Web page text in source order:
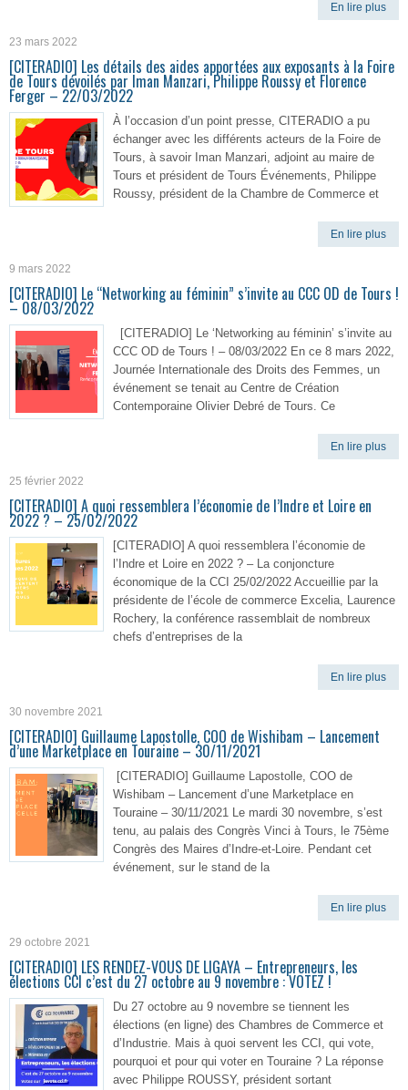
En lire plus
23 mars 2022
[CITERADIO] Les détails des aides apportées aux exposants à la Foire
de Tours dévoilés par Iman Manzari, Philippe Roussy et Florence
Ferger – 22/03/2022
À l’occasion d’un point presse, CITERADIO a pu
échanger avec les différents acteurs de la Foire de
Tours, à savoir Iman Manzari, adjoint au maire de
Tours et président de Tours Événements, Philippe
Roussy, président de la Chambre de Commerce et
En lire plus
9 mars 2022
[CITERADIO] Le “Networking au féminin” s’invite au CCC OD de Tours !
– 08/03/2022
[CITERADIO] Le ‘Networking au féminin’ s’invite au
CCC OD de Tours ! – 08/03/2022 En ce 8 mars 2022,
Journée Internationale des Droits des Femmes, un
événement se tenait au Centre de Création
Contemporaine Olivier Debré de Tours. Ce
En lire plus
25 février 2022
[CITERADIO] A quoi ressemblera l’économie de l’Indre et Loire en
2022 ? – 25/02/2022
[CITERADIO] A quoi ressemblera l’économie de
l’Indre et Loire en 2022 ? – La conjoncture
économique de la CCI 25/02/2022 Accueillie par la
présidente de l’école de commerce Excelia, Laurence
Rochery, la conférence rassemblait de nombreux
chefs d’entreprises de la
En lire plus
30 novembre 2021
[CITERADIO] Guillaume Lapostolle, COO de Wishibam – Lancement
d’une Marketplace en Touraine – 30/11/2021
[CITERADIO] Guillaume Lapostolle, COO de
Wishibam – Lancement d’une Marketplace en
Touraine – 30/11/2021 Le mardi 30 novembre, s’est
tenu, au palais des Congrès Vinci à Tours, le 75ème
Congrès des Maires d’Indre-et-Loire. Pendant cet
événement, sur le stand de la
En lire plus
29 octobre 2021
[CITERADIO] LES RENDEZ-VOUS DE LIGAYA – Entrepreneurs, les
élections CCI c’est du 27 octobre au 9 novembre : VOTEZ !
Du 27 octobre au 9 novembre se tiennent les
élections (en ligne) des Chambres de Commerce et
d’Industrie. Mais à quoi servent les CCI, qui vote,
pourquoi et pour qui voter en Touraine ? La réponse
avec Philippe ROUSSY, président sortant